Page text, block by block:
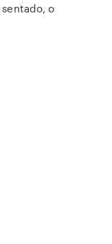
o